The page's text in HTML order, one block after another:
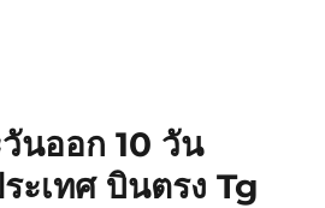
นออก 10 วัน
ะเทศ บินตรง Tg